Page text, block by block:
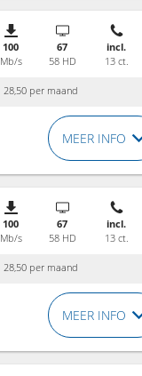
100
Mb/s
67
58 HD
incl.
13 ct.
28,50 per maand
MEER INFO
100
Mb/s
67
58 HD
incl.
13 ct.
28,50 per maand
MEER INFO